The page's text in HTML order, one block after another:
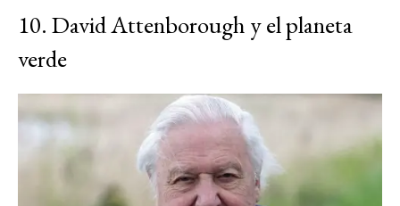
10. David Attenborough y el planeta
verde